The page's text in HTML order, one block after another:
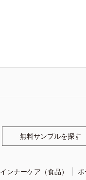
無料サンプルを探す
インナーケア（食品） ボ